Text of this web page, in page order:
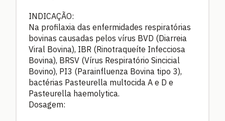
INDICAÇÃO:
Na profilaxia das enfermidades respiratórias
bovinas causadas pelos vírus BVD (Diarreia
Viral Bovina), IBR (Rinotraqueíte Infecciosa
Bovina), BRSV (Vírus Respiratório Sincicial
Bovino), PI3 (Parainfluenza Bovina tipo 3),
bactérias Pasteurella multocida A e D e
Pasteurella haemolytica.
Dosagem: